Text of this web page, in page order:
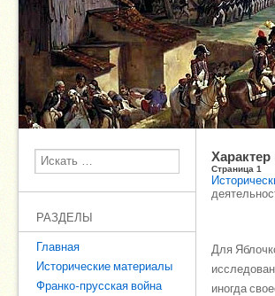
Поиск
РАЗДЕЛЫ
Главная
Исторические материалы
Франко-прусская война
Страница 1
Для
иногда